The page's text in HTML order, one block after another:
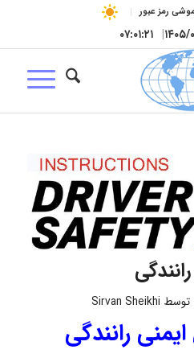
رمز عبور
۰۵/۱۸| ۰۷:۰۱:۲۲
توسط Sirvan Sheikhi
رانندگی